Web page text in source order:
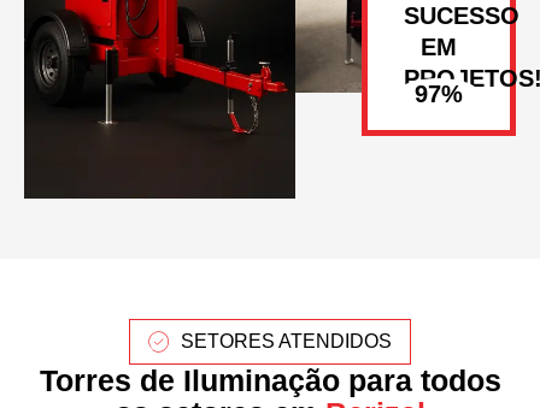
SUCESSO
EM
SETORES ATENDIDOS
Torres de Iluminação para todos